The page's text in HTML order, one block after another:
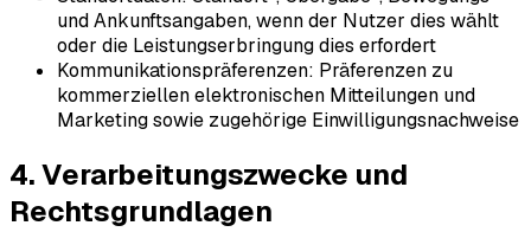
und Ankunftsangaben, wenn der Nutzer dies wählt
oder die Leistungserbringung dies erfordert
Kommunikationspräferenzen: Präferenzen zu
kommerziellen elektronischen Mitteilungen und
Marketing sowie zugehörige Einwilligungsnachweise
4. Verarbeitungszwecke und
Rechtsgrundlagen